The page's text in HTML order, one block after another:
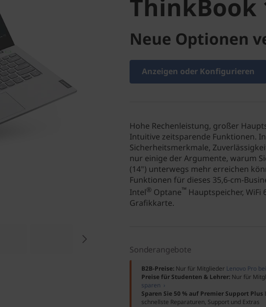
ThinkBook
Neue Optionen
Anzeigen oder Konfigurieren
Hohe Rechenleistung, großer
Intuitive zeitsparende Funktionen.
Sicherheitsmerkmale,
nur einige der Argumente, warum
(14") unterwegs mehr erreichen
Funktionen für dieses 35,6-cm-
Intel® Optane™ Hauptspeicher,
Grafikkarte.
Sonderangebote
B2B-Preise: Nur für Mitglieder Lenovo Pro
Preise für Studenten & Lehrer: Nur für
sparen ›
Sparen Sie 50 % auf Premier Support Plus
schnellste Reparaturen, Support und Extras